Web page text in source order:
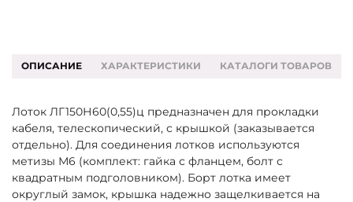
ОПИСАНИЕ ХАРАКТЕРИСТИКИ КАТАЛОГИ ТОВАРОВ
Лоток ЛГ150Н60(0,55)ц предназначен для прокладки
кабеля, телескопический, с крышкой (заказывается
отдельно). Для соединения лотков используются
метизы М6 (комплект: гайка с фланцем, болт с
квадратным подголовником). Борт лотка имеет
округлый замок, крышка надежно защелкивается на